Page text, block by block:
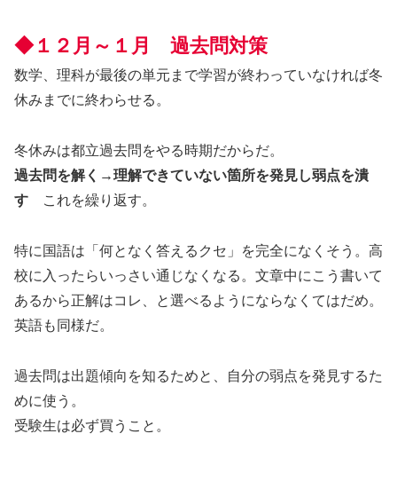
◆１２月～１月 過去問対策
数学、理科が最後の単元まで学習が終わっていなければ冬
休みまでに終わらせる。
冬休みは都立過去問をやる時期だからだ。
過去問を解く→理解できていない箇所を発見し弱点を潰
す これを繰り返す。
特に国語は「何となく答えるクセ」を完全になくそう。高
校に入ったらいっさい通じなくなる。文章中にこう書いて
あるから正解はコレ、と選べるようにならなくてはだめ。
英語も同様だ。
過去問は出題傾向を知るためと、自分の弱点を発見するた
めに使う。
受験生は必ず買うこと。